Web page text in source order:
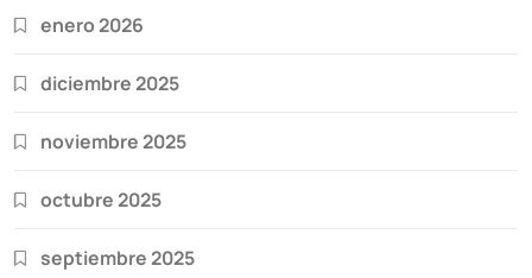
enero 2026
diciembre 2025
noviembre 2025
octubre 2025
septiembre 2025